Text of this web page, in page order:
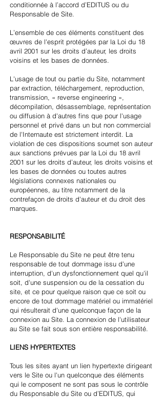
conditionnée à l’accord d’EDITUS ou du
Responsable de Site.
L’ensemble de ces éléments constituent des
œuvres de l'esprit protégées par la Loi du 18
avril 2001 sur les droits d’auteur, les droits
voisins et les bases de données.
L'usage de tout ou partie du Site, notamment
par extraction, téléchargement, reproduction,
transmission, « reverse engineering »,
décompilation, désassemblage, représentation
ou diffusion à d'autres fins que pour l'usage
personnel et privé dans un but non commercial
de l'Internaute est strictement interdit. La
violation de ces dispositions soumet son auteur
aux sanctions prévues par la Loi du 18 avril
2001 sur les droits d’auteur, les droits voisins et
les bases de données ou toutes autres
législations connexes nationales ou
européennes, au titre notamment de la
contrefaçon de droits d'auteur et du droit des
marques.
RESPONSABILITÉ
Le Responsable du Site ne peut être tenu
responsable de tout dommage issu d'une
interruption, d'un dysfonctionnement quel qu'il
soit, d'une suspension ou de la cessation du
site, et ce pour quelque raison que ce soit ou
encore de tout dommage matériel ou immatériel
qui résulterait d'une quelconque façon de la
connexion au Site. La connexion de l'utilisateur
au Site se fait sous son entière responsabilité.
LIENS HYPERTEXTES
Tous les sites ayant un lien hypertexte dirigeant
vers le Site ou l'un quelconque des éléments
qui le composent ne sont pas sous le contrôle
du Responsable du Site ou d’EDITUS, qui